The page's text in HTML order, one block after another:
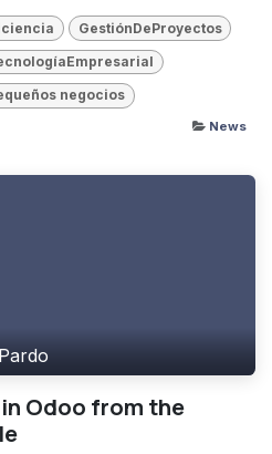
GestiónDeProyectos
negocios
News
Odoo from the